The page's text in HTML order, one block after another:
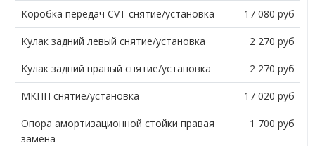
Коробка передач CVT снятие/установка 17 080 руб
Кулак задний левый снятие/установка 2 270 руб
Кулак задний правый снятие/установка 2 270 руб
МКПП снятие/установка 17 020 руб
Опора амортизационной стойки правая
замена
1 700 руб